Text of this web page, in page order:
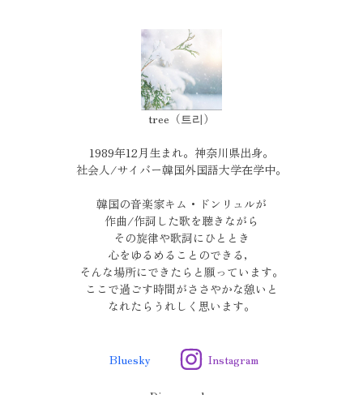
tree（트리）
1989年12月生まれ。神奈川県出身。
社会人/サイバー韓国外国語大学在学中。
韓国の音楽家キム・ドンリュルが
作曲/作詞した歌を聴きながら
その旋律や歌詞にひととき
心をゆるめることのできる，
そんな場所にできたらと願っています。
ここで過ごす時間がささやかな憩いと
なれたらうれしく思います。
Bluesky Instagram